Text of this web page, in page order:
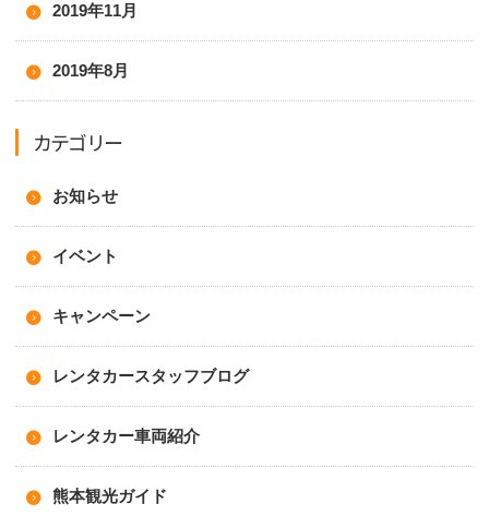
2019年11月
2019年8月
カテゴリー
お知らせ
イベント
キャンペーン
レンタカースタッフブログ
レンタカー車両紹介
熊本観光ガイド